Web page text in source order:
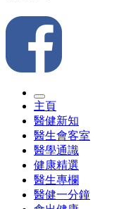
主頁
醫健新知
醫生會客室
醫學通識
健康精選
醫生專欄
醫健一分鐘